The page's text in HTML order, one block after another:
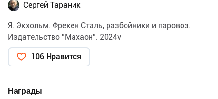
Сергей Тараник
Я. Экхольм. Фрекен Сталь, разбойники и паровоз.
Издательство "Махаон". 2024v
106 Нравится
Награды